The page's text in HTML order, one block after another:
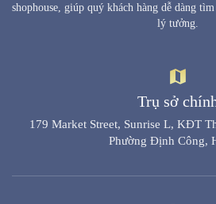
shophouse, giúp quý khách hàng dễ dàng
lý tưởng.
Trụ sở
179 Market Street, Sunrise L, KĐT
Phường Định Công,